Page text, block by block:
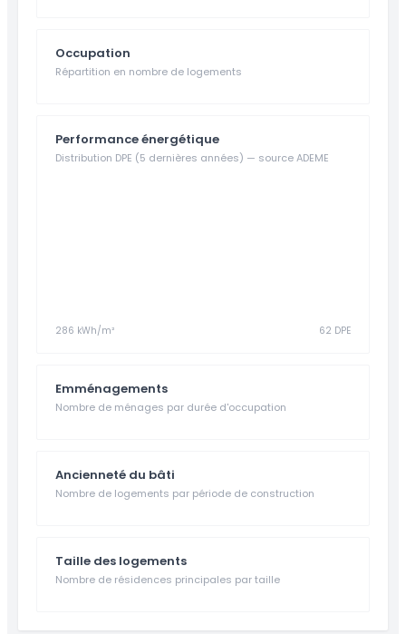
Occupation
Répartition en nombre de logements
Performance énergétique
Distribution DPE (5 dernières années) — source ADEME
286 kWh/m² 62 DPE
Emménagements
Nombre de ménages par durée d'occupation
Ancienneté du bâti
Nombre de logements par période de construction
Taille des logements
Nombre de résidences principales par taille